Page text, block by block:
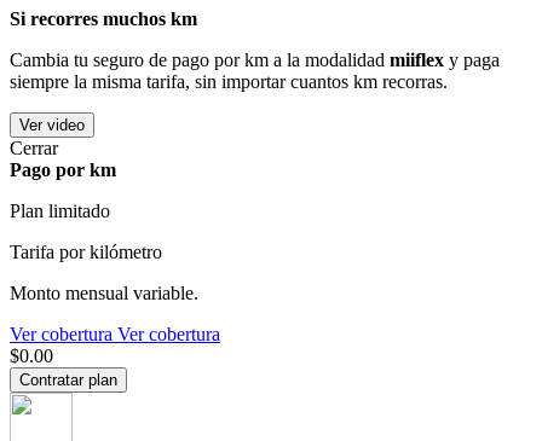
Si recorres muchos km
Cambia tu seguro de pago por km a la modalidad miiflex y paga
siempre la misma tarifa, sin importar cuantos km recorras.
Ver video
Cerrar
Pago por km
Plan limitado
Tarifa por kilómetro
Monto mensual variable.
Ver cobertura Ver cobertura
$0.00
Contratar plan